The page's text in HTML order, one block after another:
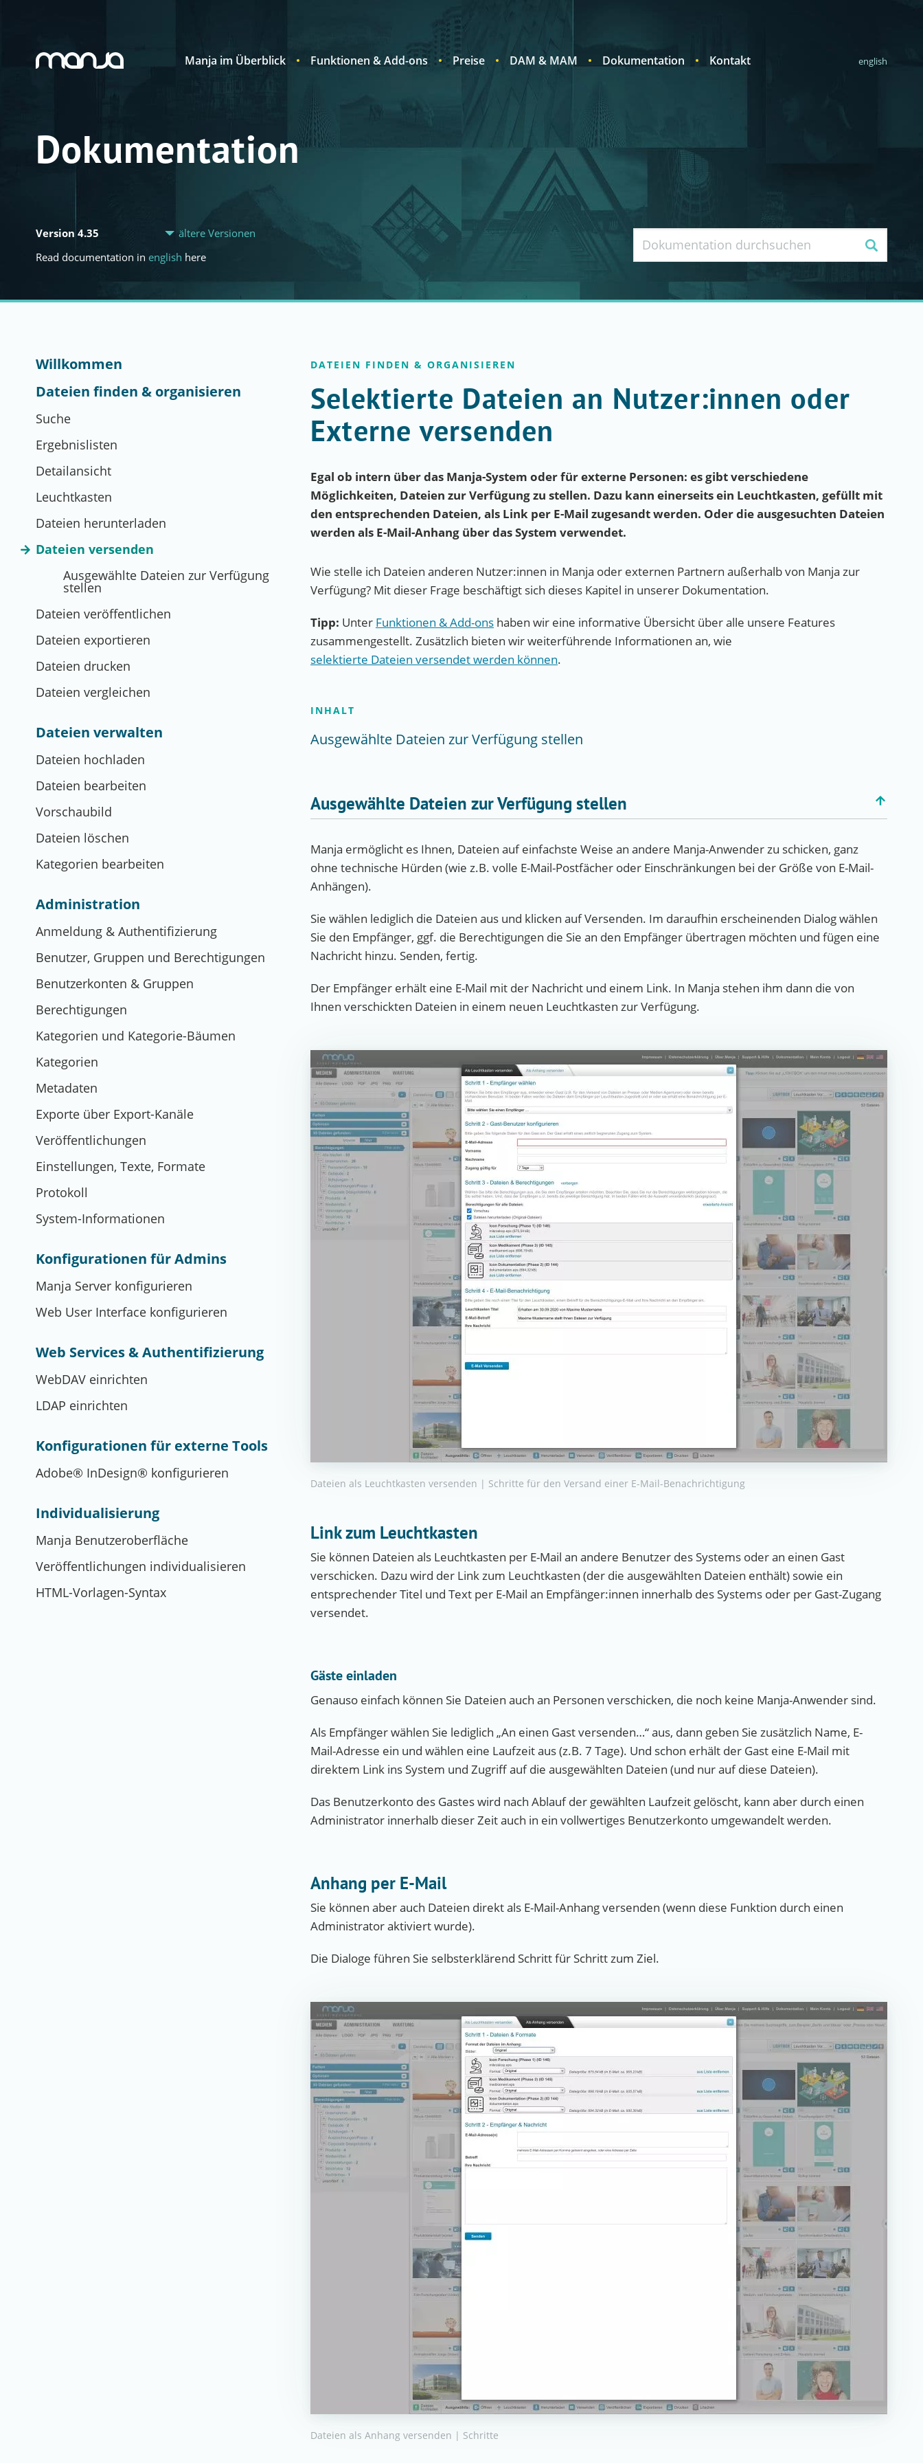
Navigation Manja im Überblick Funktionen & Add-ons Preise DAM & MAM Dokumentation Kontakt english
Dokumentation
Version 4.35
ältere Versionen
Read documentation in english here
Suche
Willkommen
Dateien finden & organisieren
Suche
Ergebnislisten
Detailansicht
Leuchtkasten
Dateien herunterladen
Dateien versenden
Ausgewählte Dateien zur Verfügung
stellen
Dateien veröffentlichen
Dateien exportieren
Dateien drucken
Dateien vergleichen
Dateien verwalten
Dateien hochladen
Dateien bearbeiten
Vorschaubild
Dateien löschen
Kategorien bearbeiten
Administration
Anmeldung & Authentifizierung
Benutzer, Gruppen und Berechtigungen
Benutzerkonten & Gruppen
Berechtigungen
Kategorien und Kategorie-Bäumen
Kategorien
Metadaten
Exporte über Export-Kanäle
Veröffentlichungen
Einstellungen, Texte, Formate
Protokoll
System-Informationen
Konfigurationen für Admins
Manja Server konfigurieren
Web User Interface konfigurieren
Web Services & Authentifizierung
WebDAV einrichten
LDAP einrichten
Konfigurationen für externe Tools
Adobe® InDesign® konfigurieren
Individualisierung
Manja Benutzeroberfläche
Veröffentlichungen individualisieren
HTML-Vorlagen-Syntax
DATEIEN FINDEN & ORGANISIEREN
Selektierte Dateien an Nutzer:innen oder
Externe versenden
Egal ob intern über das Manja-System oder für externe Personen: es gibt verschiedene
Möglichkeiten, Dateien zur Verfügung zu stellen. Dazu kann einerseits ein Leuchtkasten, gefüllt mit
den entsprechenden Dateien, als Link per E-Mail zugesandt werden. Oder die ausgesuchten Dateien
werden als E-Mail-Anhang über das System verwendet.
Wie stelle ich Dateien anderen Nutzer:innen in Manja oder externen Partnern außerhalb von Manja zur
Verfügung? Mit dieser Frage beschäftigt sich dieses Kapitel in unserer Dokumentation.
Tipp: Unter Funktionen & Add-ons haben wir eine informative Übersicht über alle unsere Features
zusammengestellt. Zusätzlich bieten wir weiterführende Informationen an, wie
selektierte Dateien versendet werden können.
INHALT
Ausgewählte Dateien zur Verfügung stellen
Ausgewählte Dateien zur Verfügung stellen
Manja ermöglicht es Ihnen, Dateien auf einfachste Weise an andere Manja-Anwender zu schicken, ganz
ohne technische Hürden (wie z.B. volle E-Mail-Postfächer oder Einschränkungen bei der Größe von E-Mail-
Anhängen).
Sie wählen lediglich die Dateien aus und klicken auf Versenden. Im daraufhin erscheinenden Dialog wählen
Sie den Empfänger, ggf. die Berechtigungen die Sie an den Empfänger übertragen möchten und fügen eine
Nachricht hinzu. Senden, fertig.
Der Empfänger erhält eine E-Mail mit der Nachricht und einem Link. In Manja stehen ihm dann die von
Ihnen verschickten Dateien in einem neuen Leuchtkasten zur Verfügung.
Dateien als Leuchtkasten versenden | Schritte für den Versand einer E-Mail-Benachrichtigung
Link zum Leuchtkasten
Sie können Dateien als Leuchtkasten per E-Mail an andere Benutzer des Systems oder an einen Gast
verschicken. Dazu wird der Link zum Leuchtkasten (der die ausgewählten Dateien enthält) sowie ein
entsprechender Titel und Text per E-Mail an Empfänger:innen innerhalb des Systems oder per Gast-Zugang
versendet.
Gäste einladen
Genauso einfach können Sie Dateien auch an Personen verschicken, die noch keine Manja-Anwender sind.
Als Empfänger wählen Sie lediglich „An einen Gast versenden…“ aus, dann geben Sie zusätzlich Name, E-
Mail-Adresse ein und wählen eine Laufzeit aus (z.B. 7 Tage). Und schon erhält der Gast eine E-Mail mit
direktem Link ins System und Zugriff auf die ausgewählten Dateien (und nur auf diese Dateien).
Das Benutzerkonto des Gastes wird nach Ablauf der gewählten Laufzeit gelöscht, kann aber durch einen
Administrator innerhalb dieser Zeit auch in ein vollwertiges Benutzerkonto umgewandelt werden.
Anhang per E-Mail
Sie können aber auch Dateien direkt als E-Mail-Anhang versenden (wenn diese Funktion durch einen
Administrator aktiviert wurde).
Die Dialoge führen Sie selbsterklärend Schritt für Schritt zum Ziel.
Dateien als Anhang versenden | Schritte